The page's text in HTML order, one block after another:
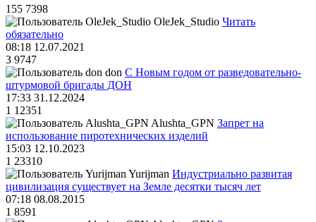
155 7398
OleJek_Studio Читать
обязательно
08:18 12.07.2021
3 9747
don С Новым годом от разведовательно-
штурмовой бригады ДОН
17:33 31.12.2024
1 12351
Alushta_GPN Запрет на
использование пиротехнических изделий
15:03 12.10.2023
1 23310
Yurijman Индустриально развитая
цивилизация существует на Земле десятки тысяч лет
07:18 08.08.2015
1 8591